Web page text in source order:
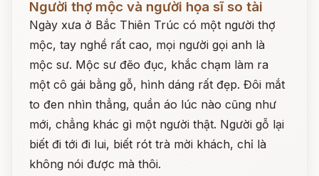
Người thợ mộc và người họa sĩ so tài
Ngày xưa ở Bắc Thiên Trúc có một người thợ
mộc, tay nghề rất cao, mọi người gọi anh là
mộc sư. Mộc sư đẽo đục, khắc chạm làm ra
một cô gái bằng gỗ, hình dáng rất đẹp. Đôi mắt
to đen nhìn thẳng, quần áo lúc nào cũng như
mới, chẳng khác gì một người thật. Người gỗ lại
biết đi tới đi lui, biết rót trà mời khách, chỉ là
không nói được mà thôi.